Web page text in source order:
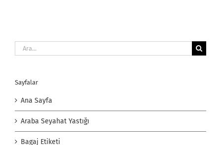
Ara:
Sayfalar
Ana Sayfa
Araba Seyahat Yastığı
Bagaj Etiketi